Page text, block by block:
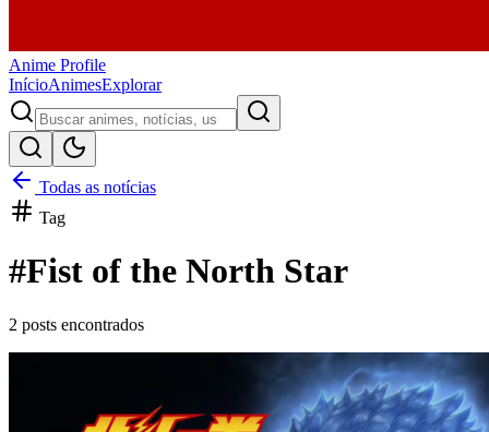
Anime Profile
InícioAnimesExplorar
Todas as notícias
Tag
#Fist of the North Star
2 posts encontrados